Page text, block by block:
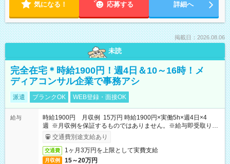
気になる！ 応募する 詳細へ
掲載日：2026.08.06
未読
完全在宅＊時給1900円！週4日＆10～16時！メ
ディアコンサル企業で事務アシ
派遣 ブランクOK WEB登録・面接OK
給与
時給1900円 月収例 15万円 時給1900円×実働5h×週4日×4
週 ※月収例を保証するものではありません。※給与即受取りサ
ービス利用可（利用条件有）
交通費別途支給あり
交通費 1ヶ月3万円を上限として実費支給
月収例 15～20万円